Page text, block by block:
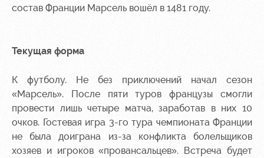
состав Франции Марсель вошёл в 1481 году.
Текущая форма
К футболу. Не без приключений начал сезон
«Марсель». После пяти туров французы смогли
провести лишь четыре матча, заработав в них 10
очков. Гостевая игра 3-го тура чемпионата Франции
не была доиграна из-за конфликта болельщиков
хозяев и игроков «провансальцев». Встреча будет